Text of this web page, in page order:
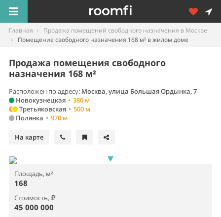
Главная
Продажа помещений свободного назначения в Москве
Помещение свободного назначения 168 м² в жилом доме
Продажа помещения свободного
назначения 168 м²
Расположен по адресу: Москва, улица Большая Ордынка, 7
Новокузнецкая • 380 м
Третьяковская • 500 м
Полянка • 970 м
На карте
Площадь, м²
168
Стоимость,
45 000 000